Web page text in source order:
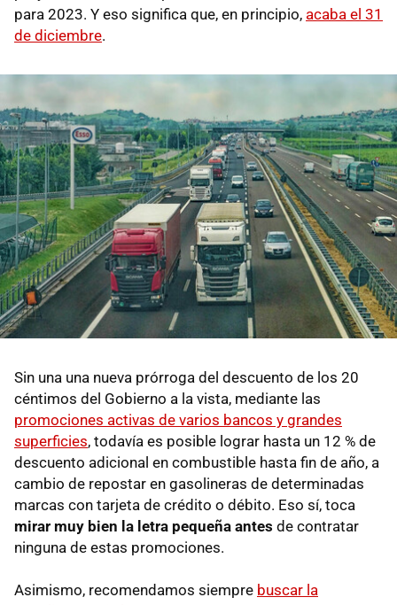
para 2023. Y eso significa que, en principio, acaba el 31
de diciembre.
Sin una una nueva prórroga del descuento de los 20
céntimos del Gobierno a la vista, mediante las
promociones activas de varios bancos y grandes
superficies, todavía es posible lograr hasta un 12 % de
descuento adicional en combustible hasta fin de año, a
cambio de repostar en gasolineras de determinadas
marcas con tarjeta de crédito o débito. Eso sí, toca
mirar muy bien la letra pequeña antes de contratar
ninguna de estas promociones.
Asimismo, recomendamos siempre buscar la